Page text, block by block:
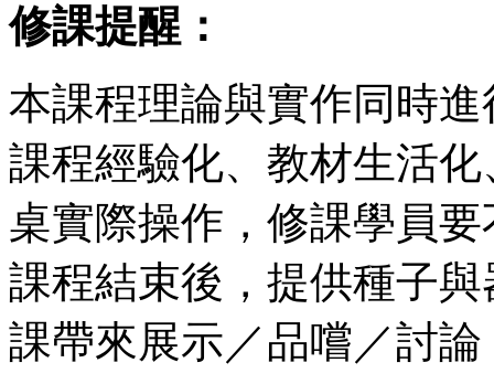
修課提醒：
本課程理論與實作同時
課程經驗化、教材生活
桌實際操作，修課學員
課程結束後，提供種子
課帶來展示／品嚐／討論